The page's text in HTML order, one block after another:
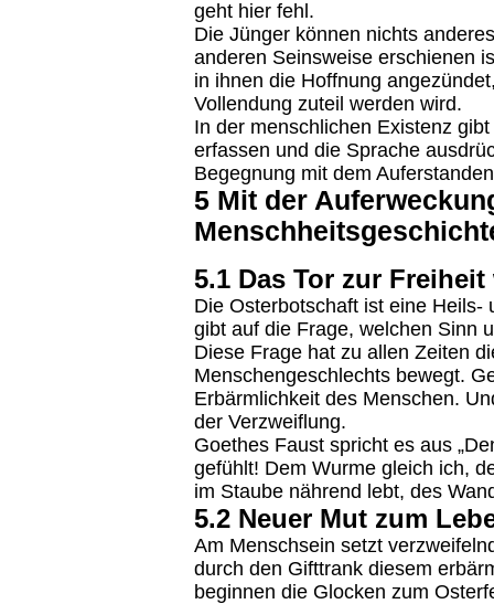
geht hier fehl.
Die Jünger können nichts
anderen Seinsweise erschienen
in ihnen die Hoffnung
Vollendung zuteil werden wird.
In der menschlichen Existenz
erfassen und die Sprache
Begegnung mit dem
5 Mit der
5.1 Das Tor zur
Die Osterbotschaft ist eine Heils-
gibt auf die Frage, welchen Sinn
Diese Frage hat zu allen Zeiten
Menschengeschlechts bewegt.
Erbärmlichkeit des Menschen.
der Verzweiflung.
Goethes Faust spricht es aus
gefühlt! Dem Wurme gleich ich,
im Staube nährend lebt, des
5.2 Neuer Mut zum
Am Menschsein setzt
durch den Gifttrank diesem
beginnen die Glocken zum